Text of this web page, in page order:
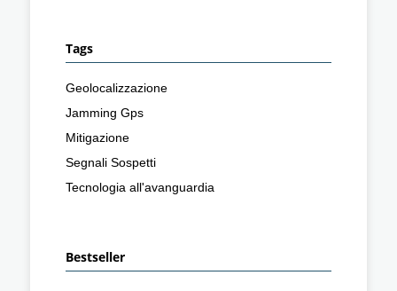
Tags
Geolocalizzazione
Jamming Gps
Mitigazione
Segnali Sospetti
Tecnologia all'avanguardia
Bestseller